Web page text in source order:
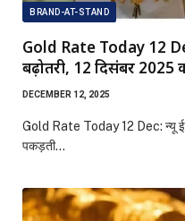
BRAND-AT-STAND
Gold Rate Today 12
बढ़ोतरी, 12 दिसंबर 2025
DECEMBER 12, 2025
Gold Rate Today 12 Dec: न्यू
पकड़ती…